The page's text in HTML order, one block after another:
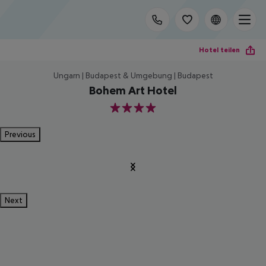
Hotel teilen
Ungarn | Budapest & Umgebung | Budapest
Bohem Art Hotel
4
Previous
Next